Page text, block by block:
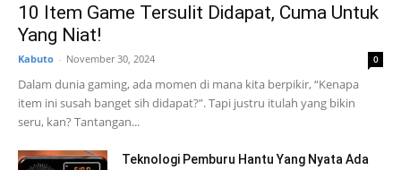
10 Item Game Tersulit Didapat, Cuma Untuk
Yang Niat!
Kabuto - November 30, 2024 0
Dalam dunia gaming, ada momen di mana kita berpikir, “Kenapa
item ini susah banget sih didapat?”. Tapi justru itulah yang bikin
seru, kan? Tantangan...
Teknologi Pemburu Hantu Yang Nyata Ada